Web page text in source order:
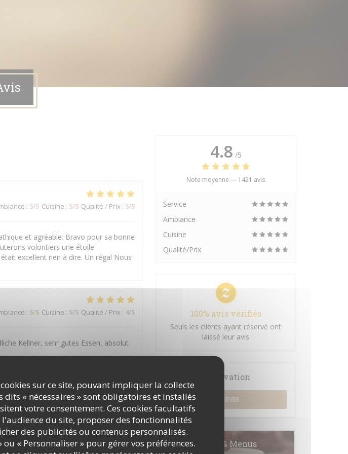
sur ce site, pouvant impliquer la collecte
dits « nécessaires » sont obligatoires et installés
votre consentement. Ces cookies facultatifs
du site, proposer des fonctionnalités
des publicités ou contenus personnalisés.
« Personnaliser » pour gérer vos préférences.
: 5/5 Cuisine : 5/5 Qualité / Prix : 5/5
et agréable. Bravo pour sa bonne
volontiers une étoile
excellent rien à dire. Un régal Nous
: 5/5 Cuisine : 5/5 Qualité / Prix : 4/5
Kellner, sehr gutes Essen, absolut
: 3/5 Cuisine:4/5 Qualité / Prix:4/5
:5/5 Cuisine:5/5 Qualité / Prix: 5/5
4.8 /5
Note moyenne — 1421 avis
Service
Ambiance
Cuisine
Qualité/Prix
100% avis vérifiés
Seuls les clients ayant réservé ont
laissé leur avis
Réservation
RÉSERVER
Cartes & Menus